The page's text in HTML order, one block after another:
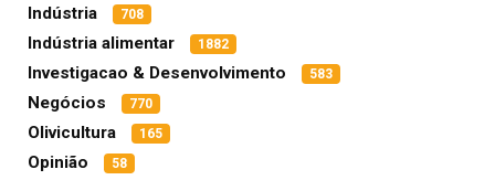
Indústria 708
Indústria alimentar 1882
Investigacao & Desenvolvimento 583
Negócios 770
Olivicultura 165
Opinião 58